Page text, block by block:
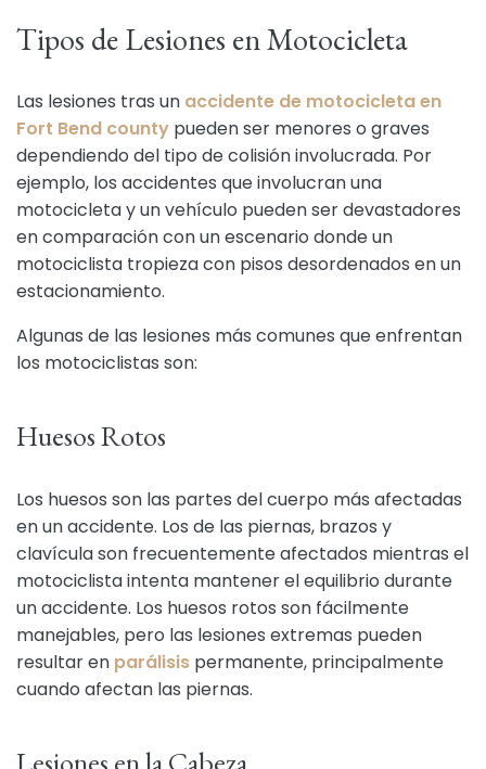
Tipos de Lesiones en Motocicleta
Las lesiones tras un accidente de motocicleta en
Fort Bend county pueden ser menores o graves
dependiendo del tipo de colisión involucrada. Por
ejemplo, los accidentes que involucran una
motocicleta y un vehículo pueden ser devastadores
en comparación con un escenario donde un
motociclista tropieza con pisos desordenados en un
estacionamiento.
Algunas de las lesiones más comunes que enfrentan
los motociclistas son:
Huesos Rotos
Los huesos son las partes del cuerpo más afectadas
en un accidente. Los de las piernas, brazos y
clavícula son frecuentemente afectados mientras el
motociclista intenta mantener el equilibrio durante
un accidente. Los huesos rotos son fácilmente
manejables, pero las lesiones extremas pueden
resultar en parálisis permanente, principalmente
cuando afectan las piernas.